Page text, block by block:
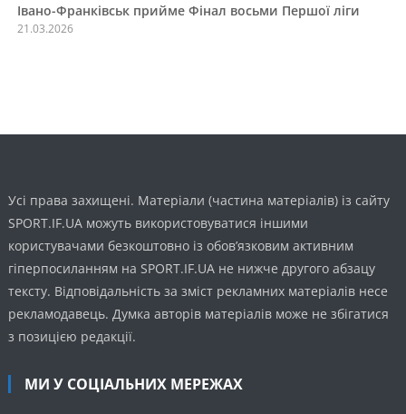
Івано-Франківськ прийме Фінал восьми Першої ліги
21.03.2026
Усі права захищені. Матеріали (частина матеріалів) із сайту
SPORT.IF.UA можуть використовуватися іншими
користувачами безкоштовно із обов’язковим активним
гіперпосиланням на SPORT.IF.UA не нижче другого абзацу
тексту. Відповідальність за зміст рекламних матеріалів несе
рекламодавець. Думка авторів матеріалів може не збігатися
з позицією редакції.
МИ У СОЦІАЛЬНИХ МЕРЕЖАХ